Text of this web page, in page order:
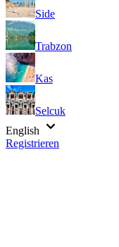
Side
Trabzon
Kas
Selcuk
English
Registrieren